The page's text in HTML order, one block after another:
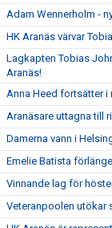
Adam Wennerholm -
HK Aranäs värvar
Lagkapten Tobias
Aranäs!
Anna Heed fortsätter i
Aranäsare uttagna till
Damerna vann i
Emelie Batista
Vinnande lag för
Veteranpoolen utökar